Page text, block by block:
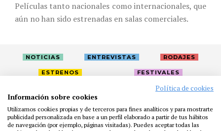
Películas tanto nacionales como internacionales, que
aún no han sido estrenadas en salas comerciales.
NOTICIAS ENTREVISTAS RODAJES
ESTRENOS FESTIVALES
PRENSA
FUNDACIÓN RESIDENCIAS
AYUDAS
Política de cookies
Información sobre cookies
Utilizamos cookies propias y de terceros para fines analíticos y para mostrarte
publicidad personalizada en base a un perfil elaborado a partir de tus hábitos
de navegación (por ejemplo, páginas visitadas). Puedes aceptar todas las